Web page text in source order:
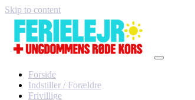
Skip to content
Forside
Indstiller / Forældre
Frivillige